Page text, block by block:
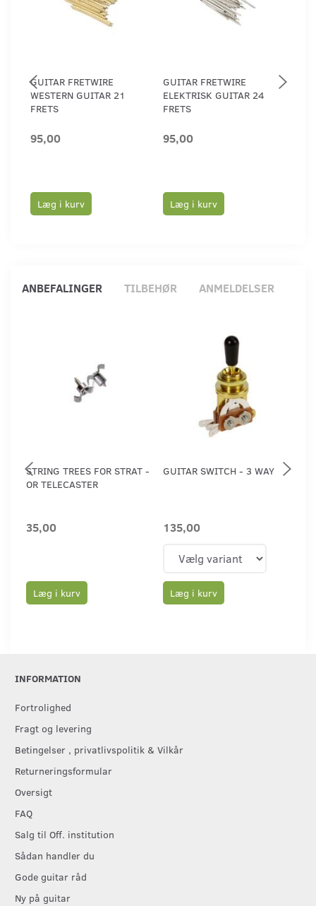
GUITAR FRETWIRE
WESTERN GUITAR 21
FRETS
95,00
Læg i kurv
GUITAR FRETWIRE
ELEKTRISK GUITAR 24
FRETS
95,00
Læg i kurv
ANBEFALINGER TILBEHØR ANMELDELSER
STRING TREES FOR STRAT -
OR TELECASTER
35,00
Læg i kurv
GUITAR SWITCH - 3 WAY
135,00
Læg i kurv
INFORMATION
Fortrolighed
Fragt og levering
Betingelser , privatlivspolitik & Vilkår
Returneringsformular
Oversigt
FAQ
Salg til Off. institution
Sådan handler du
Gode guitar råd
Ny på guitar